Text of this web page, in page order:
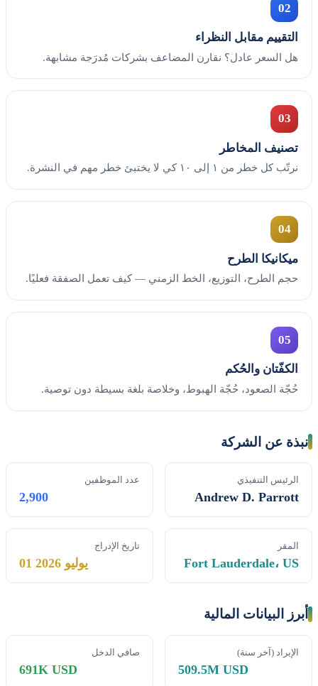
02
التقييم مقابل النظراء
هل السعر عادل؟ نقارن المضاعف بشركات مُدرَجة مشابهة.
03
تصنيف المخاطر
نرتّب كل خطر من ١ إلى ١٠ كي لا يختبئ خطر مهم في النشرة.
04
ميكانيكا الطرح
حجم الطرح، التوزيع، الخط الزمني — كيف تعمل الصفقة فعليًا.
05
الكفّتان والحُكم
حُجّة الصعود، حُجّة الهبوط، وخلاصة بلغة بسيطة دون توصية.
نبذة عن الشركة
الرئيس التنفيذي
Andrew D. Parrott
عدد الموظفين
2,900
المقر
Fort Lauderdale، US
تاريخ الإدراج
01 يوليو 2026
أبرز البيانات المالية
الإيراد (آخر سنة)
509.5M USD
صافي الدخل
691K USD